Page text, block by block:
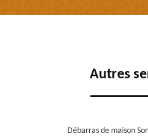
Autres
Débarras de maison